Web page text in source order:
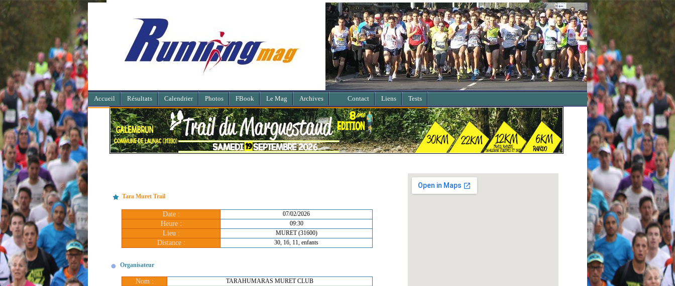
Accueil Résultats Calendrier Photos FBook Le Mag Archives Contact Liens Tests
Tara Muret Trail
Date : 07/02/2026
Heure : 09:30
Lieu : MURET (31600)
Distance : 30, 16, 11, enfants
Organisateur
Nom : TARAHUMARAS MURET CLUB